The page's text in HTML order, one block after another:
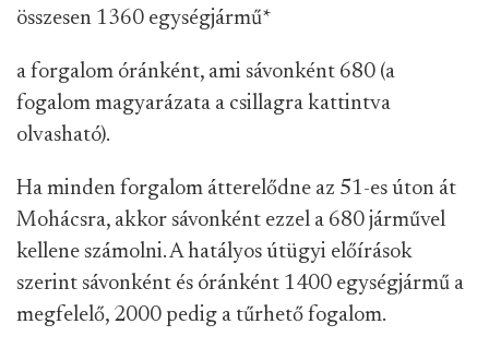
összesen 1360 egységjármű*
a forgalom óránként, ami sávonként 680 (a
fogalom magyarázata a csillagra kattintva
olvasható).
Ha minden forgalom átterelődne az 51-es úton át
Mohácsra, akkor sávonként ezzel a 680 járművel
kellene számolni. A hatályos útügyi előírások
szerint sávonként és óránként 1400 egységjármű a
megfelelő, 2000 pedig a tűrhető fogalom.